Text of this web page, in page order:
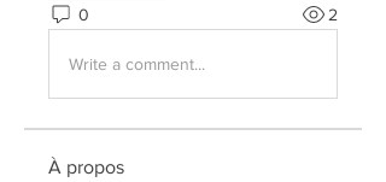
0 2
Write a comment...
À propos